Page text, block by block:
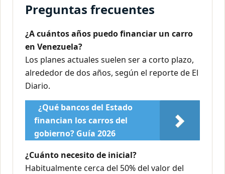
Preguntas frecuentes
¿A cuántos años puedo financiar un carro
en Venezuela?
Los planes actuales suelen ser a corto plazo,
alrededor de dos años, según el reporte de El
Diario.
¿Qué bancos del Estado
financian los carros del
gobierno? Guía 2026
¿Cuánto necesito de inicial?
Habitualmente cerca del 50% del valor del